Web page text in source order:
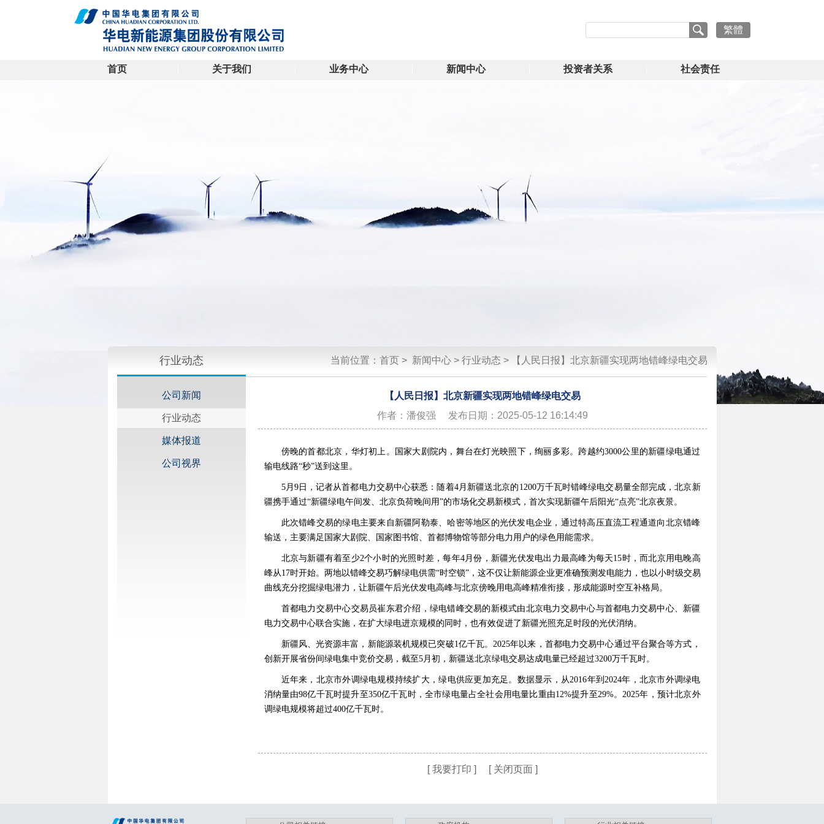
繁體
首页 关于我们 业务中心 新闻中心 投资者关系 社会责任
行业动态 当前位置： 首页> 新闻中心> 行业动态> 【人民日报】北京新疆实现两地错峰绿电交易
公司新闻
行业动态
媒体报道
公司视界
【人民日报】北京新疆实现两地错峰绿电交易
作者：潘俊强
发布日期：2025-05-12 16:14:49
傍晚的首都北京，华灯初上。国家大剧院内，舞台在灯光映照下，绚丽多彩。跨越约3000公里的新疆绿电通过
输电线路“秒”送到这里。
5月9日，记者从首都电力交易中心获悉：随着4月新疆送北京的1200万千瓦时错峰绿电交易量全部完成，北京新
疆携手通过“新疆绿电午间发、北京负荷晚间用”的市场化交易新模式，首次实现新疆午后阳光“点亮”北京夜景。
此次错峰交易的绿电主要来自新疆阿勒泰、哈密等地区的光伏发电企业，通过特高压直流工程通道向北京错峰
输送，主要满足国家大剧院、国家图书馆、首都博物馆等部分电力用户的绿色用能需求。
北京与新疆有着至少2个小时的光照时差，每年4月份，新疆光伏发电出力最高峰为每天15时，而北京用电晚高
峰从17时开始。两地以错峰交易巧解绿电供需“时空锁”，这不仅让新能源企业更准确预测发电能力，也以小时级交易
曲线充分挖掘绿电潜力，让新疆午后光伏发电高峰与北京傍晚用电高峰精准衔接，形成能源时空互补格局。
首都电力交易中心交易员崔东君介绍，绿电错峰交易的新模式由北京电力交易中心与首都电力交易中心、新疆
电力交易中心联合实施，在扩大绿电进京规模的同时，也有效促进了新疆光照充足时段的光伏消纳。
新疆风、光资源丰富，新能源装机规模已突破1亿千瓦。2025年以来，首都电力交易中心通过平台聚合等方式，
创新开展省份间绿电集中竞价交易，截至5月初，新疆送北京绿电交易达成电量已经超过3200万千瓦时。
近年来，北京市外调绿电规模持续扩大，绿电供应更加充足。数据显示，从2016年到2024年，北京市外调绿电
消纳量由98亿千瓦时提升至350亿千瓦时，全市绿电量占全社会用电量比重由12%提升至29%。2025年，预计北京外
调绿电规模将超过400亿千瓦时。
[ 我要打印 ] [ 关闭页面 ]